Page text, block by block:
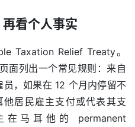
看个人事实
Taxation Relief Treaty。
面列出一个常见规则：来自
，如果在 12 个月内停留不
居民雇主支付或代表其支
马耳他的 permanent